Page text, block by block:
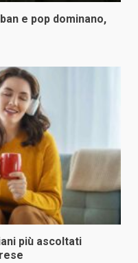
e pop dominano,
più ascoltati